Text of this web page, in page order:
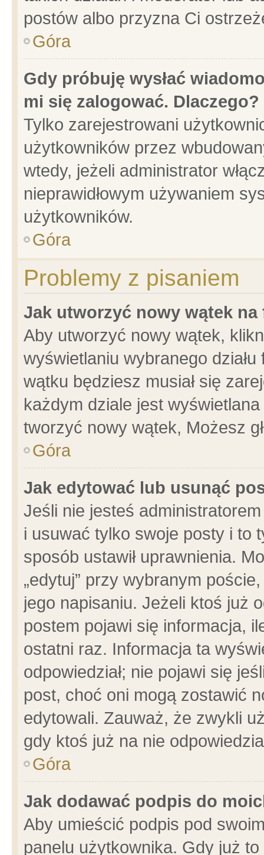
postów albo przyzna Ci
Góra
Gdy próbuję wysłać
mi się zalogować. Dlaczego?
Tylko zarejestrowani
użytkowników przez
wtedy, jeżeli administrator
nieprawidłowym używaniem
użytkowników.
Góra
Problemy z pisaniem
Jak utworzyć nowy wątek na
Aby utworzyć nowy wątek,
wyświetlaniu wybranego
wątku będziesz musiał się
każdym dziale jest
tworzyć nowy wątek, Możesz
Góra
Jak edytować lub usunąć
Jeśli nie jesteś
i usuwać tylko swoje posty i to
sposób ustawił uprawnienia.
„edytuj” przy wybranym
jego napisaniu. Jeżeli ktoś już
postem pojawi się informacja,
ostatni raz. Informacja ta
odpowiedział; nie pojawi się
post, choć oni mogą zostawić
edytowali. Zauważ, że zwykli
gdy ktoś już na nie
Góra
Jak dodawać podpis do
Aby umieścić podpis pod
panelu użytkownika. Gdy już